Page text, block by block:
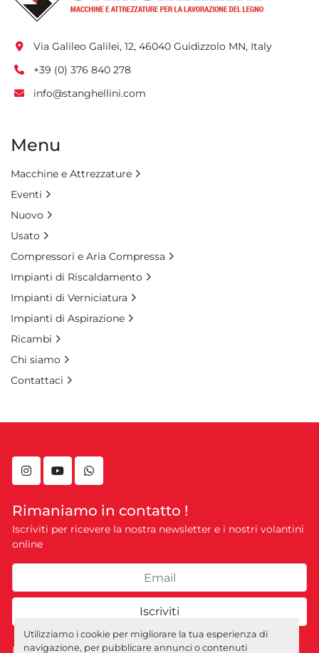
Utilizziamo i cookie per migliorare la tua esperienza di
navigazione, per pubblicare annunci o contenuti
instagramyoutubewhatsapp
Rimaniamo in contatto !
Iscriviti per ricevere la nostra newsletter e i nostri volantini
online
Iscriviti
Via Galileo Galilei, 12, 46040 Guidizzolo MN, Italy
+39 (0) 376 840 278
info@stanghellini.com
Menu
Macchine e Attrezzature
Eventi
Nuovo
Usato
Compressori e Aria Compressa
Impianti di Riscaldamento
Impianti di Verniciatura
Impianti di Aspirazione
Ricambi
Chi siamo
Contattaci